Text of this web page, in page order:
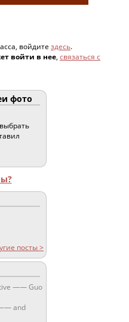
войдите здесь.
войти в нее, связаться с
фото
посты >
—— Guo
and